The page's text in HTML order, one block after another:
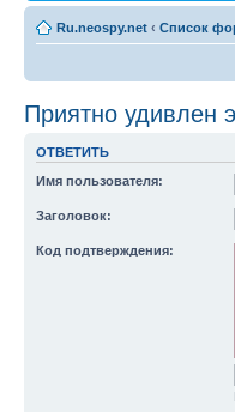
Ru.neospy.net ‹ Список
Приятно удивлен
ОТВЕТИТЬ
Имя пользователя:
Заголовок:
Код подтверждения: